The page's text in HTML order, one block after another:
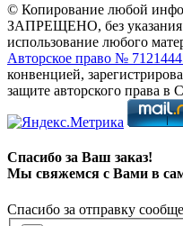
© Копирование любой
ЗАПРЕЩЕНО, без указания
использование любого
Авторское право №
конвенцией,
защите авторского права
Спасибо за Ваш заказ!
Мы свяжемся с Вами в
Спасибо за отправку